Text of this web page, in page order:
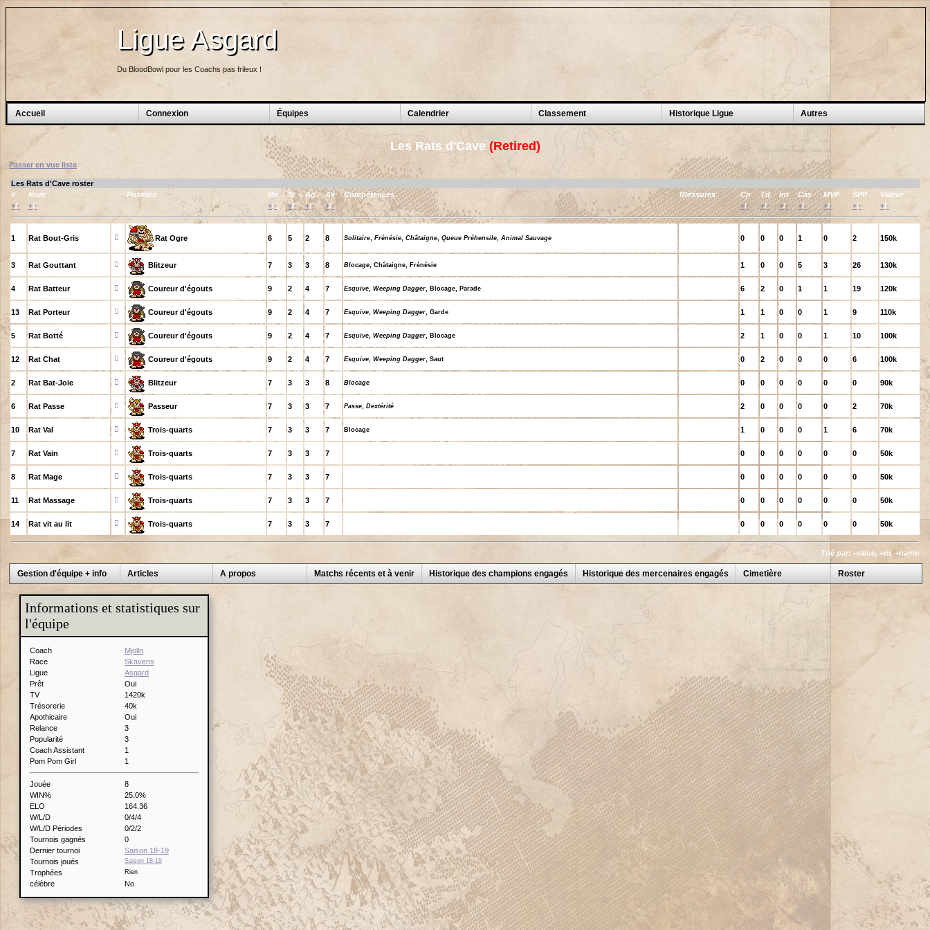
Ligue Asgard
Du BloodBowl pour les Coachs pas frileux !
Accueil Connexion Équipes Calendrier Classement Historique Ligue Autres
Les Rats d'Cave (Retired)
Passer en vue liste
Les Rats d'Cave roster
#
Nom Position Ma St Ag Av Compétences Blessures Cp Td Int Cas MVP SPP
Valeur
+/- +/- +/- +/- +/- +/- +/- +/- +/- +/- +/- +/- +/-
1 Rat Bout-Gris Rat Ogre 6 5 2 8 Solitaire, Frénésie, Châtaigne, Queue Préhensile, Animal Sauvage 0 0 0 1 0 2 150k
3 Rat Gouttant Blitzeur 7 3 3 8 Blocage, Châtaigne, Frénésie 1 0 0 5 3 26 130k
4 Rat Batteur Coureur d'égouts 9 2 4 7 Esquive, Weeping Dagger, Blocage, Parade 6 2 0 1 1 19 120k
13 Rat Porteur Coureur d'égouts 9 2 4 7 Esquive, Weeping Dagger, Garde 1 1 0 0 1 9 110k
5 Rat Botté Coureur d'égouts 9 2 4 7 Esquive, Weeping Dagger, Blocage 2 1 0 0 1 10 100k
12 Rat Chat Coureur d'égouts 9 2 4 7 Esquive, Weeping Dagger, Saut 0 2 0 0 0 6 100k
2 Rat Bat-Joie Blitzeur 7 3 3 8 Blocage 0 0 0 0 0 0 90k
6 Rat Passe Passeur 7 3 3 7 Passe, Dextérité 2 0 0 0 0 2 70k
10 Rat Val Trois-quarts 7 3 3 7 Blocage 1 0 0 0 1 6 70k
7 Rat Vain Trois-quarts 7 3 3 7 0 0 0 0 0 0 50k
8 Rat Mage Trois-quarts 7 3 3 7 0 0 0 0 0 0 50k
11 Rat Massage Trois-quarts 7 3 3 7 0 0 0 0 0 0 50k
14 Rat vit au lit Trois-quarts 7 3 3 7 0 0 0 0 0 0 50k
Trié par: -value, +nr, +name
Gestion d'équipe + info Articles A propos Matchs récents et à venir Historique des champions engagés Historique des mercenaires engagés Cimetière Roster
Informations et statistiques sur
l'équipe
Coach
Mjolln
Race
Skavens
Ligue
Asgard
Prêt
Oui
TV
1420k
Trésorerie
40k
Apothicaire
Oui
Relance
3
Popularité
3
Coach Assistant
1
Pom Pom Girl
1
Jouée
8
WIN%
25.0%
ELO
164.36
W/L/D
0/4/4
W/L/D Périodes
0/2/2
Tournois gagnés
0
Dernier tournoi
Saison 18-19
Tournois joués
Saison 18-19
Trophées Rien
célèbre No